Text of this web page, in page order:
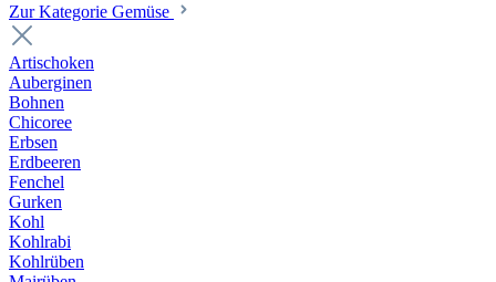
Zur Kategorie Gemüse
Artischoken
Auberginen
Bohnen
Chicoree
Erbsen
Erdbeeren
Fenchel
Gurken
Kohl
Kohlrabi
Kohlrüben